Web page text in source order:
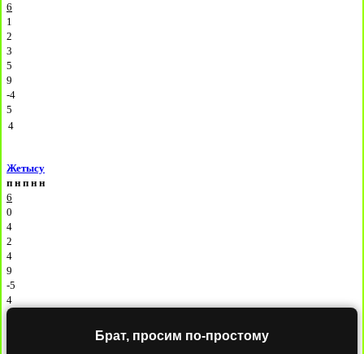
6
1
2
3
5
9
-4
5
4
Жетысу
п н п н н
6
0
4
2
4
9
-5
4
Брат, просим по-простому